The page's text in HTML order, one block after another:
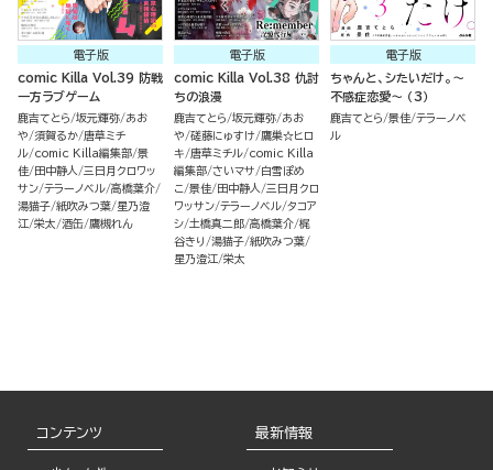
電子版
comic Killa Vol.39 防戦
一方ラブゲーム
鹿吉てとら 坂元輝弥 あお
や 須賀るか 唐草ミチ
ル comic Killa編集部 景
佳 田中静人
三日月クロワッ
サン テラーノベル 高橋葉介
湯猫子 紙吹みつ葉 星乃澄
江 栄太 酒缶 鷹槻れん
電子版
comic Killa Vol.38 仇討
ちの浪漫
鹿吉てとら 坂元輝弥 あお
や 磋藤にゅすけ
鷹巣☆ヒロ
キ
唐草ミチル comic Killa
編集部 さいマサ
白雪ぽめ
こ 景佳 田中静人
三日月クロ
ワッサン テラーノベル タコア
シ 土橋真二郎 高橋葉介 梶
谷きり
湯猫子 紙吹みつ葉
星乃澄江 栄太
電子版
ちゃんと、シたいだけ。～
不感症恋愛～ （3）
鹿吉てとら 景佳 テラーノベ
ル
コンテンツ 最新情報